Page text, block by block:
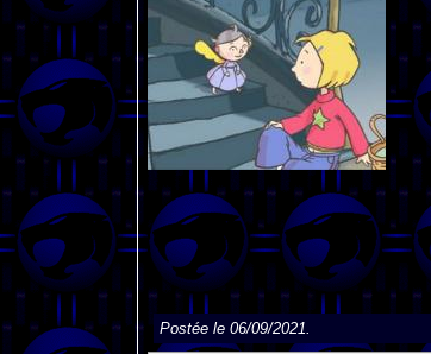
Postée le 06/09/2021.